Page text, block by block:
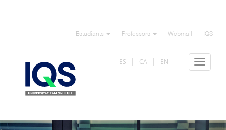
Estudiants Professors Webmail IQS
Toggle
ES CA EN